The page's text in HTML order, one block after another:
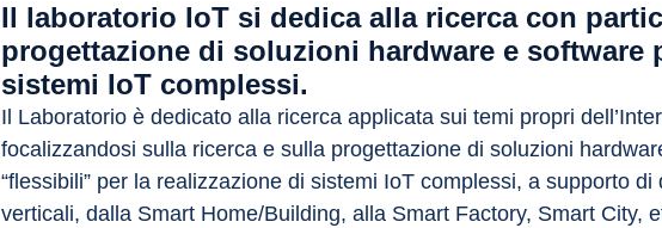
Il laboratorio IoT si dedica alla ricerca con
progettazione di soluzioni hardware e software
sistemi IoT complessi.
Il Laboratorio è dedicato alla ricerca applicata sui temi propri
focalizzandosi sulla ricerca e sulla progettazione di soluzioni
“flessibili” per la realizzazione di sistemi IoT complessi, a supporto
verticali, dalla Smart Home/Building, alla Smart Factory, Smart City,